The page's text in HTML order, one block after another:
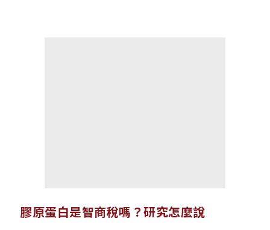
膠原蛋白是智商稅嗎？研究怎麼說